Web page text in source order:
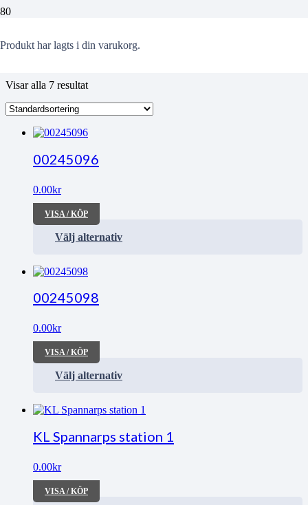
Produkt har lagts i din varukorg.
Järnvägen
Visar alla 7 resultat
00245096
0.00kr
VISA / KÖP
Välj alternativ
00245098
0.00kr
VISA / KÖP
Välj alternativ
KL Spannarps station 1
0.00kr
VISA / KÖP